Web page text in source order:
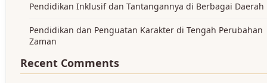
Pendidikan Inklusif dan Tantangannya di Berbagai Daerah
Pendidikan dan Penguatan Karakter di Tengah Perubahan
Zaman
Recent Comments